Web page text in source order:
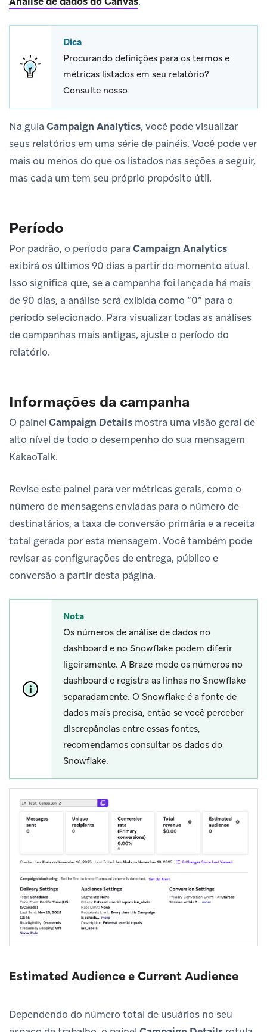
Dica
Procurando definições para os termos e
métricas listados em seu relatório?
Consulte nosso
Na guia Campaign Analytics, você pode visualizar
seus relatórios em uma série de painéis. Você pode ver
mais ou menos do que os listados nas seções a seguir,
mas cada um tem seu próprio propósito útil.
Período
Por padrão, o período para Campaign Analytics
exibirá os últimos 90 dias a partir do momento atual.
Isso significa que, se a campanha foi lançada há mais
de 90 dias, a análise será exibida como “0” para o
período selecionado. Para visualizar todas as análises
de campanhas mais antigas, ajuste o período do
relatório.
Informações da campanha
O painel Campaign Details mostra uma visão geral de
alto nível de todo o desempenho do sua mensagem
KakaoTalk.
Revise este painel para ver métricas gerais, como o
número de mensagens enviadas para o número de
destinatários, a taxa de conversão primária e a receita
total gerada por esta mensagem. Você também pode
revisar as configurações de entrega, público e
conversão a partir desta página.
Nota
Os números de análise de dados no
dashboard e no Snowflake podem diferir
ligeiramente. A Braze mede os números no
dashboard e registra as linhas no Snowflake
separadamente. O Snowflake é a fonte de
dados mais precisa, então se você perceber
discrepâncias entre essas fontes,
recomendamos consultar os dados do
Snowflake.
Estimated Audience e Current Audience
Dependendo do número total de usuários no seu